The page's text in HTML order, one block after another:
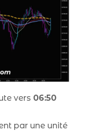
vers 06:50
par une unité